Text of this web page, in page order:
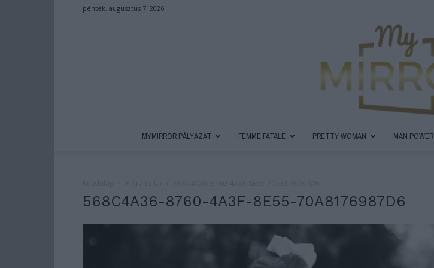
péntek, augusztus 7, 2026
MYMIRROR PÁLYÁZAT FEMME FATALE PRETTY WOMAN MAN POWER
568C4A36-8760-4A3F-8E55-70A8176987D6